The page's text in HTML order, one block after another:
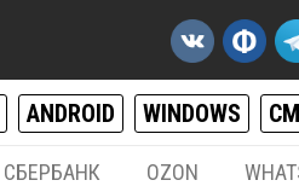
ANDROID WINDOWS
СБЕРБАНК OZON